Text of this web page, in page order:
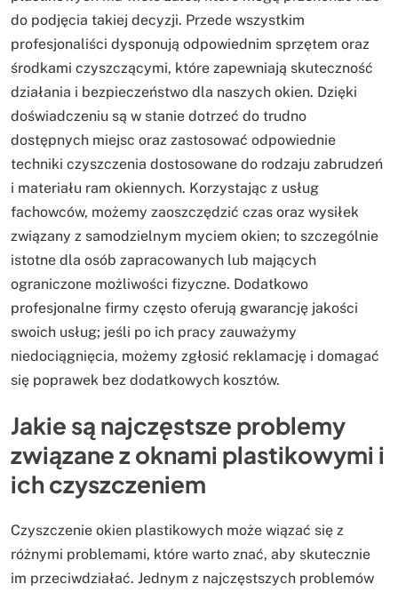
do podjęcia takiej decyzji. Przede wszystkim
profesjonaliści dysponują odpowiednim sprzętem oraz
środkami czyszczącymi, które zapewniają skuteczność
działania i bezpieczeństwo dla naszych okien. Dzięki
doświadczeniu są w stanie dotrzeć do trudno
dostępnych miejsc oraz zastosować odpowiednie
techniki czyszczenia dostosowane do rodzaju zabrudzeń
i materiału ram okiennych. Korzystając z usług
fachowców, możemy zaoszczędzić czas oraz wysiłek
związany z samodzielnym myciem okien; to szczególnie
istotne dla osób zapracowanych lub mających
ograniczone możliwości fizyczne. Dodatkowo
profesjonalne firmy często oferują gwarancję jakości
swoich usług; jeśli po ich pracy zauważymy
niedociągnięcia, możemy zgłosić reklamację i domagać
się poprawek bez dodatkowych kosztów.
Jakie są najczęstsze problemy
związane z oknami plastikowymi i
ich czyszczeniem
Czyszczenie okien plastikowych może wiązać się z
różnymi problemami, które warto znać, aby skutecznie
im przeciwdziałać. Jednym z najczęstszych problemów